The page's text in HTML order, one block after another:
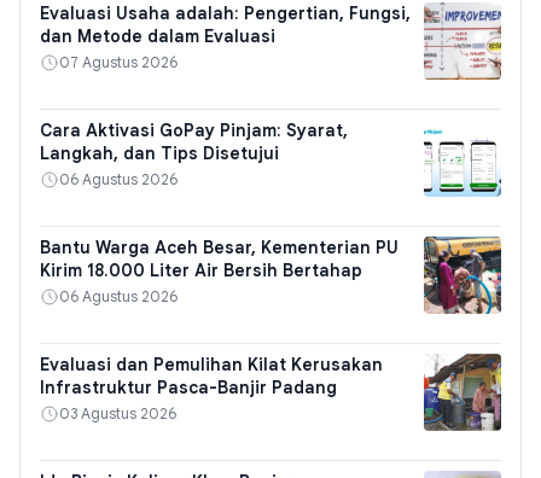
Evaluasi Usaha adalah: Pengertian, Fungsi,
dan Metode dalam Evaluasi
07 Agustus 2026
Cara Aktivasi GoPay Pinjam: Syarat,
Langkah, dan Tips Disetujui
06 Agustus 2026
Bantu Warga Aceh Besar, Kementerian PU
Kirim 18.000 Liter Air Bersih Bertahap
06 Agustus 2026
Evaluasi dan Pemulihan Kilat Kerusakan
Infrastruktur Pasca-Banjir Padang
03 Agustus 2026